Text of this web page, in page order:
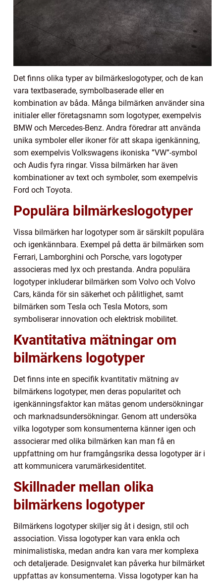
Det finns olika typer av bilmärkeslogotyper, och de kan
vara textbaserade, symbolbaserade eller en
kombination av båda. Många bilmärken använder sina
initialer eller företagsnamn som logotyper, exempelvis
BMW och Mercedes-Benz. Andra föredrar att använda
unika symboler eller ikoner för att skapa igenkänning,
som exempelvis Volkswagens ikoniska ”VW”-symbol
och Audis fyra ringar. Vissa bilmärken har även
kombinationer av text och symboler, som exempelvis
Ford och Toyota.
Populära bilmärkeslogotyper
Vissa bilmärken har logotyper som är särskilt populära
och igenkännbara. Exempel på detta är bilmärken som
Ferrari, Lamborghini och Porsche, vars logotyper
associeras med lyx och prestanda. Andra populära
logotyper inkluderar bilmärken som Volvo och Volvo
Cars, kända för sin säkerhet och pålitlighet, samt
bilmärken som Tesla och Tesla Motors, som
symboliserar innovation och elektrisk mobilitet.
Kvantitativa mätningar om
bilmärkens logotyper
Det finns inte en specifik kvantitativ mätning av
bilmärkens logotyper, men deras popularitet och
igenkänningsfaktor kan mätas genom undersökningar
och marknadsundersökningar. Genom att undersöka
vilka logotyper som konsumenterna känner igen och
associerar med olika bilmärken kan man få en
uppfattning om hur framgångsrika dessa logotyper är i
att kommunicera varumärkesidentitet.
Skillnader mellan olika
bilmärkens logotyper
Bilmärkens logotyper skiljer sig åt i design, stil och
association. Vissa logotyper kan vara enkla och
minimalistiska, medan andra kan vara mer komplexa
och detaljerade. Designvalet kan påverka hur bilmärket
uppfattas av konsumenterna. Vissa logotyper kan ha